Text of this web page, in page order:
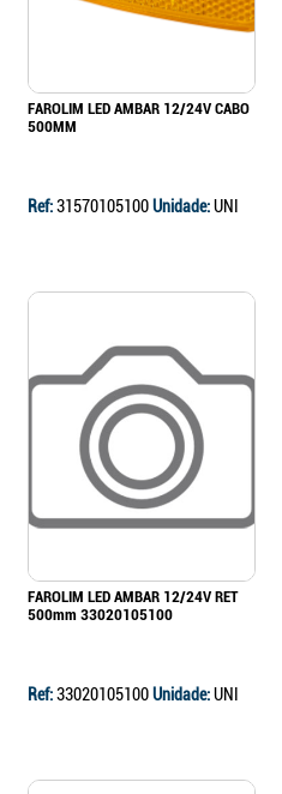
FAROLIM LED AMBAR 12/24V CABO
500MM
Ref:31570105100Unidade:UNI
FAROLIM LED AMBAR 12/24V RET
500mm 33020105100
Ref:33020105100Unidade:UNI